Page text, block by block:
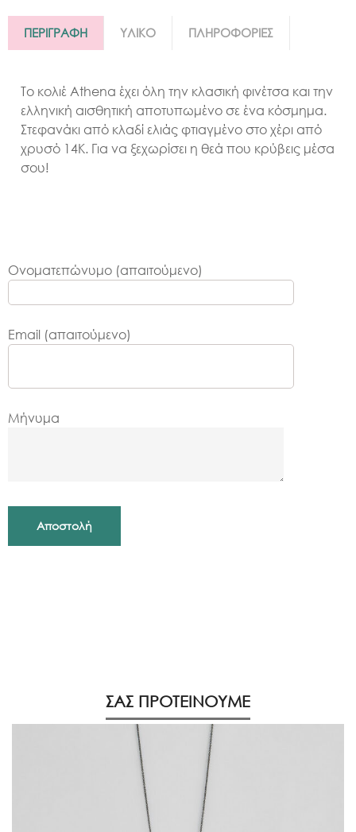
ΠΕΡΙΓΡΑΦΗ ΥΛΙΚΟ ΠΛΗΡΟΦΟΡΙΕΣ
Το κολιέ Athena έχει όλη την κλασική φινέτσα και την
ελληνική αισθητική αποτυπωμένο σε ένα κόσμημα.
Στεφανάκι από κλαδί ελιάς φτιαγμένο στο χέρι από
χρυσό 14Κ. Για να ξεχωρίσει η θεά που κρύβεις μέσα
σου!
Ονοματεπώνυμο (απαιτούμενο)
Email (απαιτούμενο)
Μήνυμα
ΣΑΣ ΠΡΟΤΕΙΝΟΥΜΕ